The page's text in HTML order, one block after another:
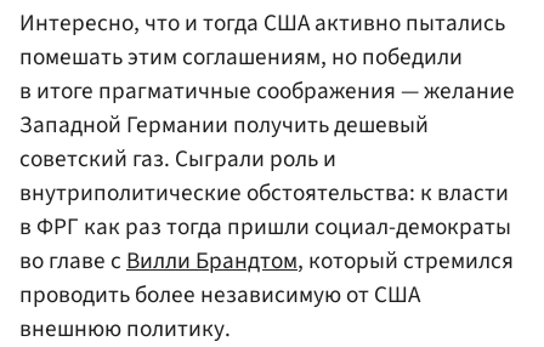
Интересно, что и тогда США активно пытались
помешать этим соглашениям, но победили
в итоге прагматичные соображения — желание
Западной Германии получить дешевый
советский газ. Сыграли роль и
внутриполитические обстоятельства: к власти
в ФРГ как раз тогда пришли социал-демократы
во главе сВилли Брандтом, который стремился
проводить более независимую от США
внешнюю политику.